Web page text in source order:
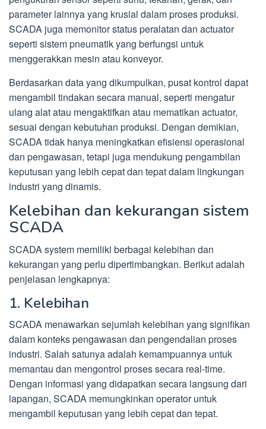
parameter lainnya yang krusial dalam proses produksi.
SCADA juga memonitor status peralatan dan actuator
seperti sistem pneumatik yang berfungsi untuk
menggerakkan mesin atau konveyor.
Berdasarkan data yang dikumpulkan, pusat kontrol dapat
mengambil tindakan secara manual, seperti mengatur
ulang alat atau mengaktifkan atau mematikan actuator,
sesuai dengan kebutuhan produksi. Dengan demikian,
SCADA tidak hanya meningkatkan efisiensi operasional
dan pengawasan, tetapi juga mendukung pengambilan
keputusan yang lebih cepat dan tepat dalam lingkungan
industri yang dinamis.
Kelebihan dan kekurangan sistem
SCADA
SCADA system memiliki berbagai kelebihan dan
kekurangan yang perlu dipertimbangkan. Berikut adalah
penjelasan lengkapnya:
1. Kelebihan
SCADA menawarkan sejumlah kelebihan yang signifikan
dalam konteks pengawasan dan pengendalian proses
industri. Salah satunya adalah kemampuannya untuk
memantau dan mengontrol proses secara real-time.
Dengan informasi yang didapatkan secara langsung dari
lapangan, SCADA memungkinkan operator untuk
mengambil keputusan yang lebih cepat dan tepat.